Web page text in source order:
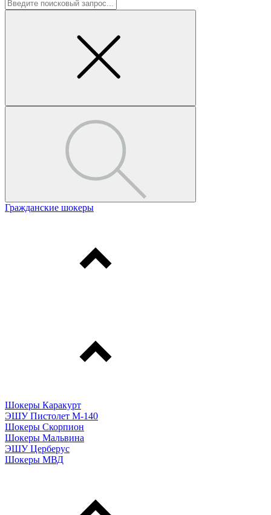
Гражданские шокеры
Шокеры Каракурт
ЭШУ Пистолет М-140
Шокеры Скорпион
Шокеры Мальвина
ЭШУ Церберус
Шокеры МВД